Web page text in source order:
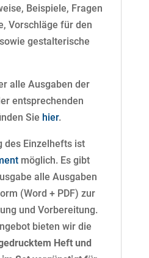
Beispiele, Fragen
Vorschläge für den
gestalterische
alle Ausgaben der
entsprechenden
Sie hier.
des Einzelhefts ist
möglich. Es gibt
alle Ausgaben
(Word + PDF) zur
und Vorbereitung.
bieten wir die
Heft und